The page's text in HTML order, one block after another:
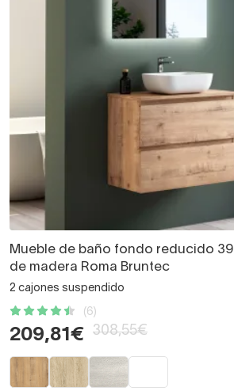
Mueble de baño fondo reducido
de madera Roma Bruntec
2 cajones suspendido
(6)
209,81€ 308,55€